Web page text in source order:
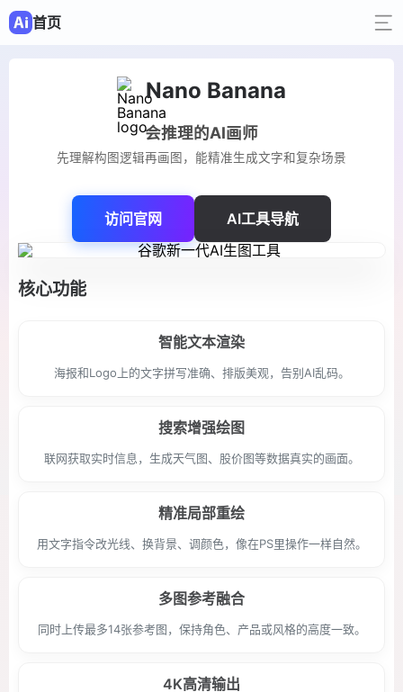
首页
Nano Banana
会推理的AI画师
先理解构图逻辑再画图，能精准生成文字和复杂场景
访问官网 AI工具导航
核心功能
智能文本渲染
海报和Logo上的文字拼写准确、排版美观，告别AI乱码。
搜索增强绘图
联网获取实时信息，生成天气图、股价图等数据真实的画面。
精准局部重绘
用文字指令改光线、换背景、调颜色，像在PS里操作一样自然。
多图参考融合
同时上传最多14张参考图，保持角色、产品或风格的高度一致。
4K高清输出